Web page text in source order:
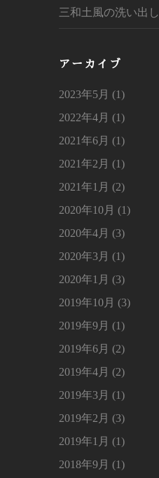
三和土風の洗い出し
アーカイブ
2023年5月 (1)
2022年4月 (1)
2021年6月 (1)
2021年2月 (1)
2021年1月 (2)
2020年10月 (1)
2020年4月 (3)
2020年3月 (1)
2020年1月 (3)
2019年10月 (3)
2019年9月 (1)
2019年6月 (2)
2019年4月 (2)
2019年3月 (1)
2019年2月 (3)
2019年1月 (1)
2018年9月 (1)